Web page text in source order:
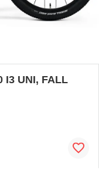
I3 UNI, FALL